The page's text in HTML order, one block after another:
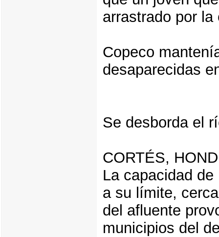
arrastrado por la
Copeco
desaparecidas
Se desborda el
CORTÉS,
La capacidad
a su límite,
del afluente
municipios del